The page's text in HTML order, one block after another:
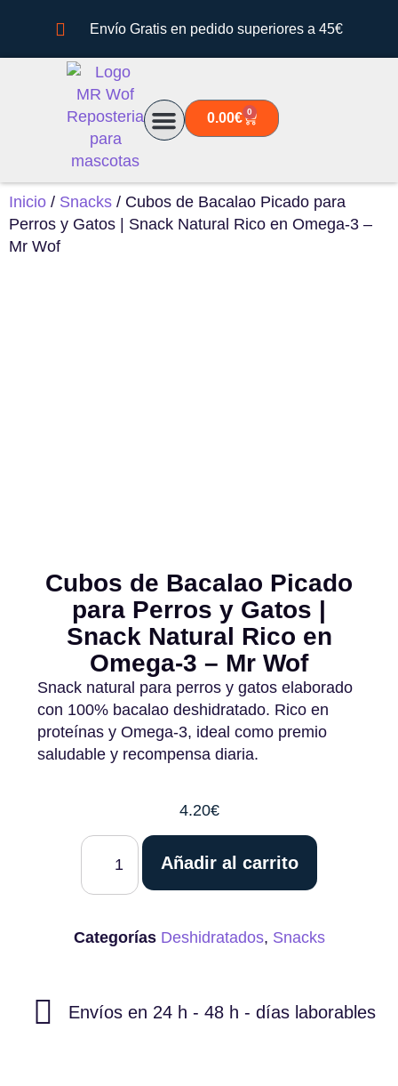
Envío Gratis en pedido superiores a 45€
0.00€ 0
Inicio / Snacks / Cubos de Bacalao Picado para
Perros y Gatos | Snack Natural Rico en Omega-3 –
Mr Wof
Cubos de Bacalao Picado
para Perros y Gatos |
Snack Natural Rico en
Omega-3 – Mr Wof
Snack natural para perros y gatos elaborado
con 100% bacalao deshidratado. Rico en
proteínas y Omega-3, ideal como premio
saludable y recompensa diaria.
4.20€
Añadir al carrito
Categorías Deshidratados, Snacks
Envíos en 24 h - 48 h - días laborables